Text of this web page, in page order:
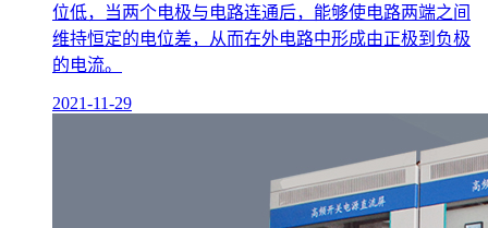
位低，当两个电极与电路连通后，能够使电路两端之间
维持恒定的电位差，从而在外电路中形成由正极到负极
的电流。
2021-11-29